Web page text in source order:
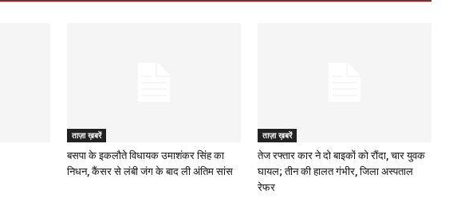
ताज़ा ख़बरें
बसपा के इकलौते विधायक उमाशंकर सिंह का
निधन, कैंसर से लंबी जंग के बाद ली अंतिम सांस
ताज़ा ख़बरें
तेज रफ्तार कार ने दो बाइकों को रौंदा, चार युवक
घायल; तीन की हालत गंभीर, जिला अस्पताल
रेफर